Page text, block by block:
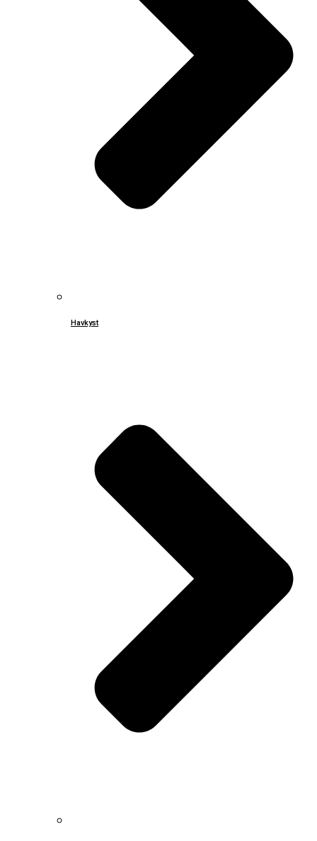
Havkyst